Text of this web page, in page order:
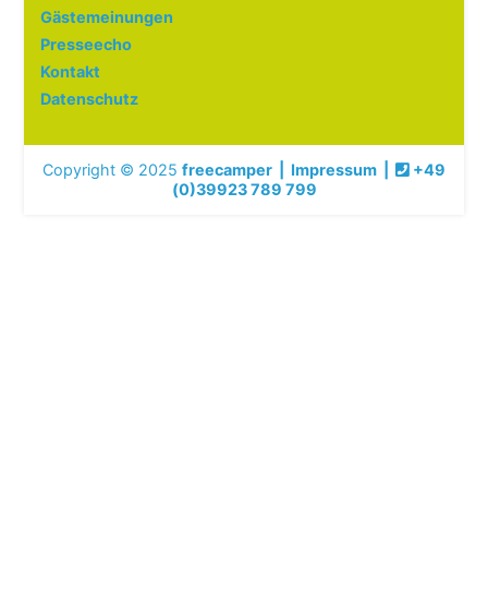
Gästemeinungen
Presseecho
Kontakt
Datenschutz
Copyright © 2025 freecamper Impressum
+49
(0)39923 789 799